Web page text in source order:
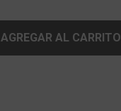
AGREGAR AL CARRITO